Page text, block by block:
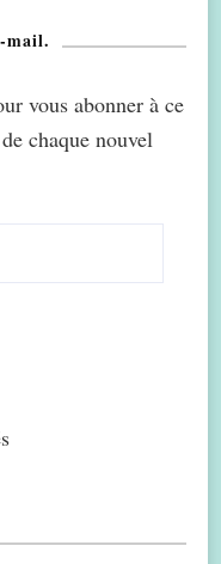
mail.
vous abonner à ce
chaque nouvel